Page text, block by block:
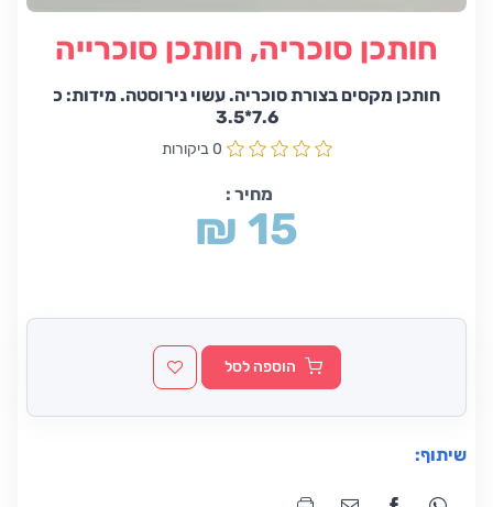
חותכן סוכריה, חותכן סוכרייה
חותכן מקסים בצורת סוכריה. עשוי נירוסטה. מידות: כ
7.6*3.5
0 ביקורות
מחיר :
₪ 15
הוספה לסל
שיתוף: